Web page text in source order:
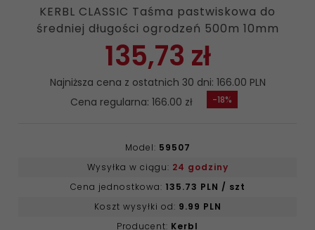
KERBL CLASSIC Taśma pastwiskowa do
średniej długości ogrodzeń 500m 10mm
-18%
135,73 zł
Najniższa cena z ostatnich 30 dni: 166.00 PLN
Cena regularna: 166.00 zł
Model: 59507
Wysyłka w ciągu: 24 godziny
Cena jednostkowa: 135.73 PLN / szt
Koszt wysyłki od: 9.99 PLN
Producent: Kerbl